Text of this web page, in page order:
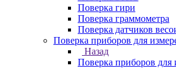
Поверка гири
Поверка граммометра
Поверка датчиков
Поверка приборов для
Назад
Поверка приборов для